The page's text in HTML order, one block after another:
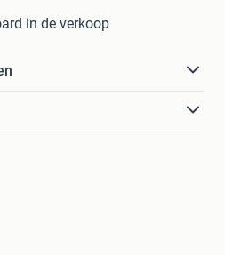
in de verkoop